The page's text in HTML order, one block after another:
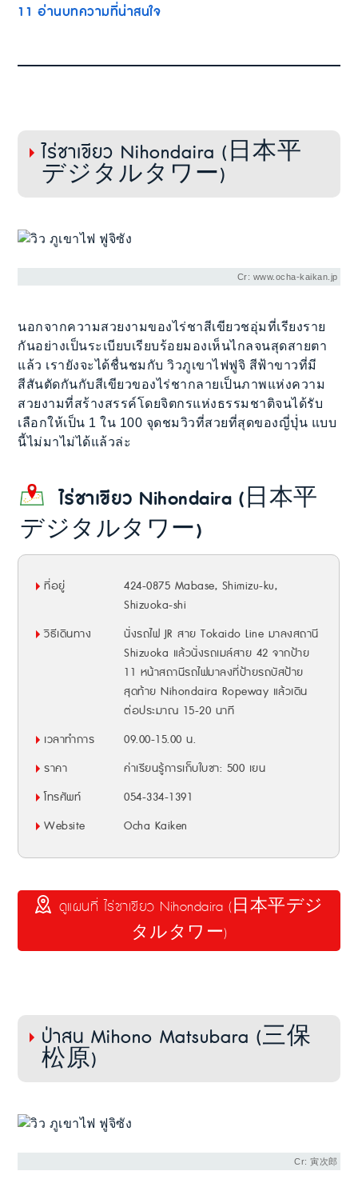
11 อ่านบทความที่น่าสนใจ
ไร่ชาเขียว Nihondaira (日本平
デジタルタワー)
Cr: www.ocha-kaikan.jp
นอกจากความสวยงามของไร่ชาสีเขียวชอุ่มที่เรียงราย
กันอย่างเป็นระเบียบเรียบร้อยมองเห็นไกลจนสุดสายตา
แล้ว เรายังจะได้ชื่นชมกับ วิวภูเขาไฟฟูจิ สีฟ้าขาวที่มี
สีสันตัดกันกับสีเขียวของไร่ชากลายเป็นภาพแห่งความ
สวยงามที่สร้างสรรค์โดยจิตกรแห่งธรรมชาติจนได้รับ
เลือกให้เป็น 1 ใน 100 จุดชมวิวที่สวยที่สุดของญี่ปุ่่น แบบ
นี้ไม่มาไม่ได้แล้วล่ะ
ไร่ชาเขียว Nihondaira (日本平
デジタルタワー)
ที่อยู่
424-0875 Mabase, Shimizu-ku,
Shizuoka-shi
วิธีเดินทาง
นั่งรถไฟ JR สาย Tokaido Line มาลงสถานี
Shizuoka แล้วนั่งรถเมล์สาย 42 จากป้าย
11 หน้าสถานีรถไฟมาลงที่ป้ายรถบัสป้าย
สุดท้าย Nihondaira Ropeway แล้วเดิน
ต่อประมาณ 15-20 นาที
เวลาทำการ
09.00-15.00 น.
ราคา
ค่าเรียนรู้การเก็บใบชา: 500 เยน
โทรศัพท์
054-334-1391
Website
Ocha Kaiken
ดูแผนที่ ไร่ชาเขียว Nihondaira (日本平デジ
タルタワー)
ป่าสน Mihono Matsubara (三保
松原)
Cr: 寅次郎